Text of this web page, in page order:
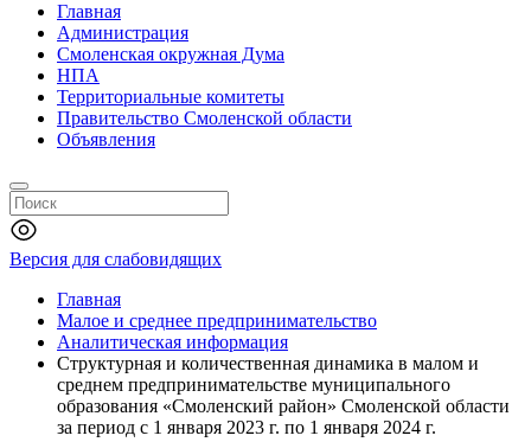
Главная
Администрация
Смоленская окружная Дума
НПА
Территориальные комитеты
Правительство Смоленской области
Объявления
Версия для слабовидящих
Главная
Малое и среднее предпринимательство
Аналитическая информация
Структурная и количественная динамика в малом и
среднем предпринимательстве муниципального
образования «Смоленский район» Смоленской области
за период с 1 января 2023 г. по 1 января 2024 г.